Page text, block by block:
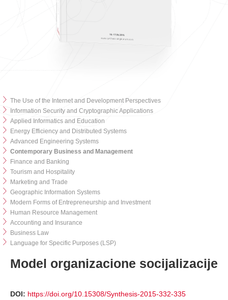
The Use of the Internet and Development Perspectives
Information Security and Cryptographic Applications
Applied Informatics and Education
Energy Efficiency and Distributed Systems
Advanced Engineering Systems
Contemporary Business and Management
Finance and Banking
Tourism and Hospitality
Marketing and Trade
Geographic Information Systems
Modern Forms of Entrepreneurship and Investment
Human Resource Management
Accounting and Insurance
Business Law
Language for Specific Purposes (LSP)
Model organizacione socijalizacije
DOI: https://doi.org/10.15308/Synthesis-2015-332-335